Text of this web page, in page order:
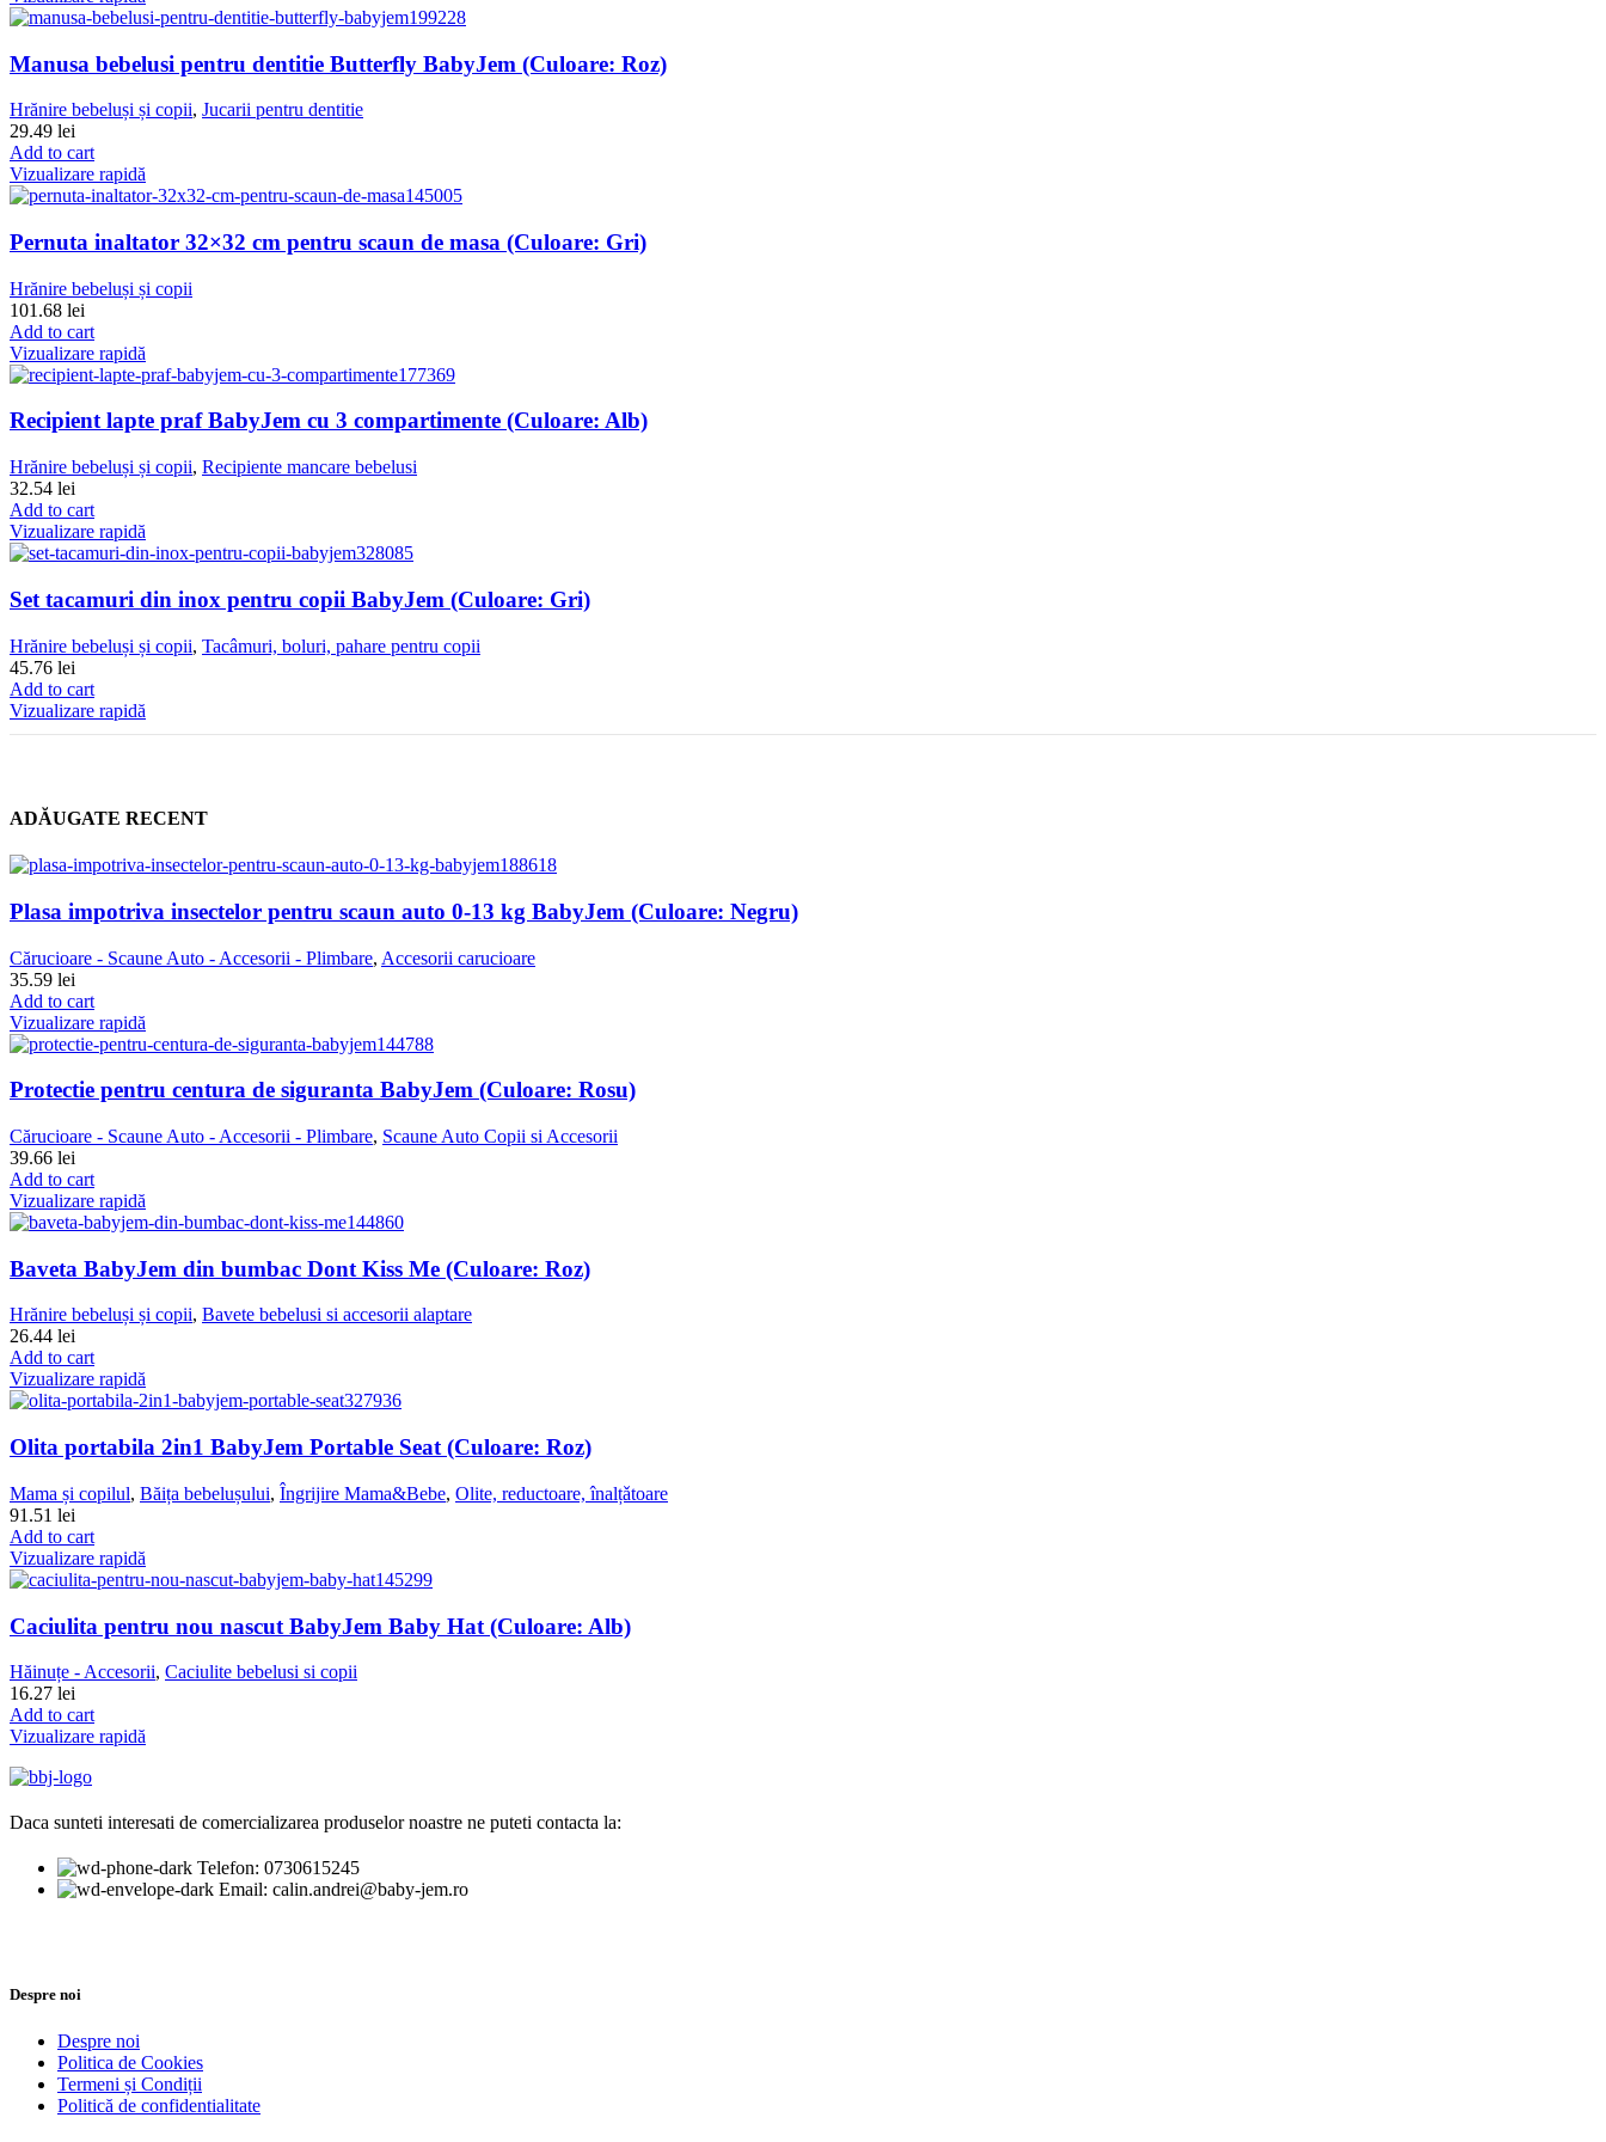
Manusa bebelusi pentru dentitie Butterfly BabyJem (Culoare: Roz)
Hrănire bebeluși și copii, Jucarii pentru dentitie
29.49 lei
Add to cart
Vizualizare rapidă
Pernuta inaltator 32×32 cm pentru scaun de masa (Culoare: Gri)
Hrănire bebeluși și copii
101.68 lei
Add to cart
Vizualizare rapidă
Recipient lapte praf BabyJem cu 3 compartimente (Culoare: Alb)
Hrănire bebeluși și copii, Recipiente mancare bebelusi
32.54 lei
Add to cart
Vizualizare rapidă
Set tacamuri din inox pentru copii BabyJem (Culoare: Gri)
Hrănire bebeluși și copii, Tacâmuri, boluri, pahare pentru copii
45.76 lei
Add to cart
Vizualizare rapidă
ADĂUGATE RECENT
Plasa impotriva insectelor pentru scaun auto 0-13 kg BabyJem (Culoare: Negru)
Cărucioare - Scaune Auto - Accesorii - Plimbare, Accesorii carucioare
35.59 lei
Add to cart
Vizualizare rapidă
Protectie pentru centura de siguranta BabyJem (Culoare: Rosu)
Cărucioare - Scaune Auto - Accesorii - Plimbare, Scaune Auto Copii si Accesorii
39.66 lei
Add to cart
Vizualizare rapidă
Baveta BabyJem din bumbac Dont Kiss Me (Culoare: Roz)
Hrănire bebeluși și copii, Bavete bebelusi si accesorii alaptare
26.44 lei
Add to cart
Vizualizare rapidă
Olita portabila 2in1 BabyJem Portable Seat (Culoare: Roz)
Mama și copilul, Băița bebelușului, Îngrijire Mama&Bebe, Olite, reductoare, înalțǎtoare
91.51 lei
Add to cart
Vizualizare rapidă
Caciulita pentru nou nascut BabyJem Baby Hat (Culoare: Alb)
Hăinuțe - Accesorii, Caciulite bebelusi si copii
16.27 lei
Add to cart
Vizualizare rapidă
Daca sunteti interesati de comercializarea produselor noastre ne puteti contacta la:
Telefon: 0730615245
Email: calin.andrei@baby-jem.ro
Despre noi
Despre noi
Politica de Cookies
Termeni și Condiții
Politică de confidentialitate